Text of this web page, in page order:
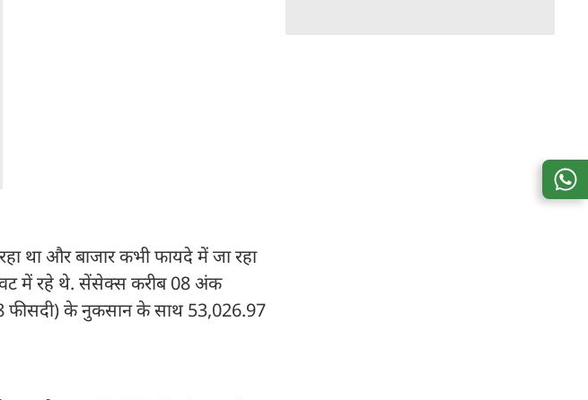
था और बाजार कभी फायदे में जा रहा
में रहे थे. सेंसेक्स करीब 08 अंक
के नुकसान के साथ 53,026.97